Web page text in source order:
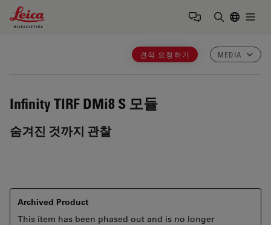
Leica Microsystems Logo
견적 요청하기 MEDIA
Infinity TIRF DMi8 S 모듈
숨겨진 것까지 관찰
Archived Product
This item has been phased out and is no longer